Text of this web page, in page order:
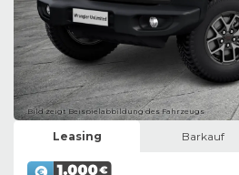
Bild zeigt Beispielabbildung des Fahrzeugs
Leasing Barkauf